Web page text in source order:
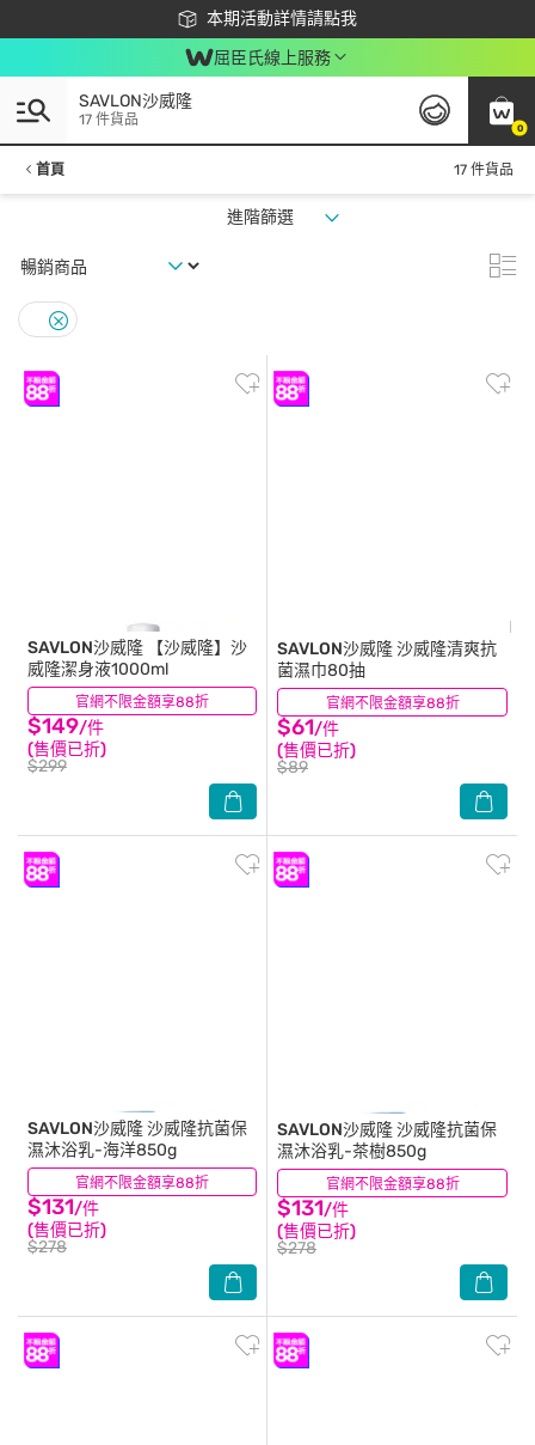
本期活動詳情請點我
下載app最高回饋$350
屈臣氏線上服務
0
SAVLON沙威隆
17 件貨品
首頁 17 件貨品
進階篩選
官網不限金額享88折
SAVLON沙威隆 【沙威隆】沙
威隆潔身液1000ml
$149/件
(售價已折)
$299
(98) 官網不限金額享88折
SAVLON沙威隆沙威隆清爽抗
菌濕巾80抽
$61/件
(售價已折)
$89
(11)
官網不限金額享88折
SAVLON沙威隆沙威隆抗菌保
濕沐浴乳-海洋850g
$131/件
(售價已折)
$278
(17) 官網不限金額享88折
SAVLON沙威隆沙威隆抗菌保
濕沐浴乳-茶樹850g
$131/件
(售價已折)
$278
(21)